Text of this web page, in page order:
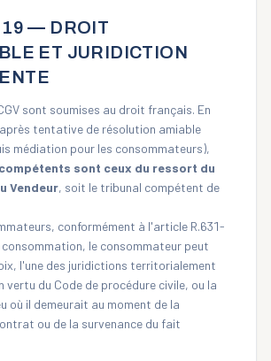
— DROIT
ET JURIDICTION
sont soumises au droit français. En
tentative de résolution amiable
médiation pour les consommateurs),
sont ceux du ressort du
Vendeur, soit le tribunal compétent de
conformément à l'article R.631-
consommation, le consommateur peut
l'une des juridictions territorialement
vertu du Code de procédure civile, ou la
où il demeurait au moment de la
ou de la survenance du fait